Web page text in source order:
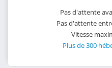
Pas d'attente
Pas d'attente
Vitesse
Plus de 300